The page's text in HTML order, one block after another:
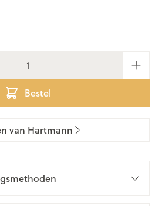
Bestel
van Hartmann